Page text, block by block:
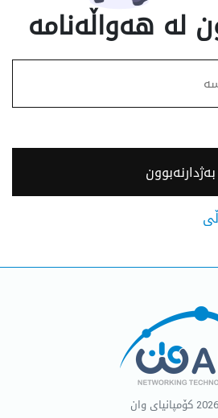
لە هەواڵەنامە
بەژدارنەبوون
کۆمپانیای وان